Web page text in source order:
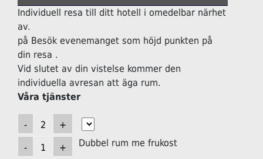
Individuell resa till ditt hotell i omedelbar närhet
av.
på Besök evenemanget som höjd punkten på
din resa .
Vid slutet av din vistelse kommer den
individuella avresan att äga rum.
Våra tjänster
Dubbel rum me frukost